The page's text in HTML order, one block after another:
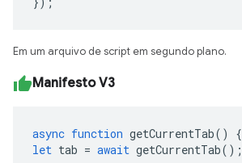
Em um arquivo de script em segundo plano.
Manifesto V3
async function getCurrentTab() {
let tab = await getCurrentTab();